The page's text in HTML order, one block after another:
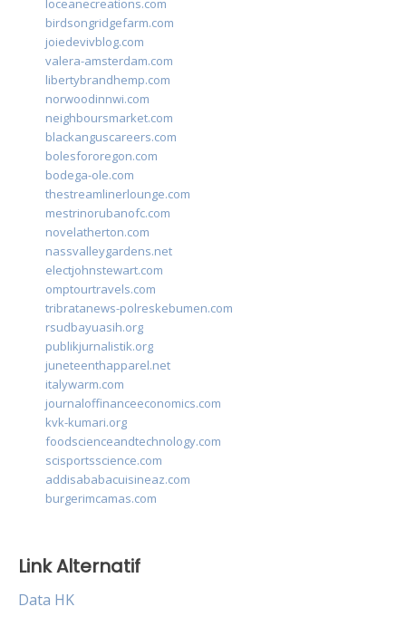
loceanecreations.com
birdsongridgefarm.com
joiedevivblog.com
valera-amsterdam.com
libertybrandhemp.com
norwoodinnwi.com
neighboursmarket.com
blackanguscareers.com
bolesfororegon.com
bodega-ole.com
thestreamlinerlounge.com
mestrinorubanofc.com
novelatherton.com
nassvalleygardens.net
electjohnstewart.com
omptourtravels.com
tribratanews-polreskebumen.com
rsudbayuasih.org
publikjurnalistik.org
juneteenthapparel.net
italywarm.com
journaloffinanceeconomics.com
kvk-kumari.org
foodscienceandtechnology.com
scisportsscience.com
addisababacuisineaz.com
burgerimcamas.com
Link Alternatif
Data HK